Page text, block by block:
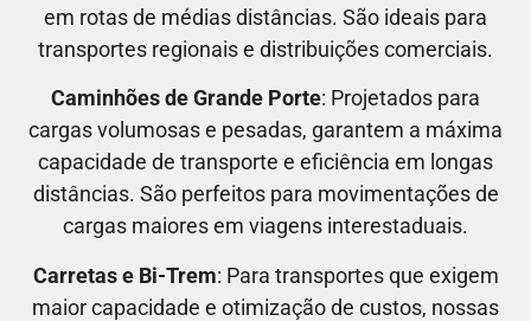
em rotas de médias distâncias. São ideais para
transportes regionais e distribuições comerciais.
Caminhões de Grande Porte: Projetados para
cargas volumosas e pesadas, garantem a máxima
capacidade de transporte e eficiência em longas
distâncias. São perfeitos para movimentações de
cargas maiores em viagens interestaduais.
Carretas e Bi-Trem: Para transportes que exigem
maior capacidade e otimização de custos, nossas